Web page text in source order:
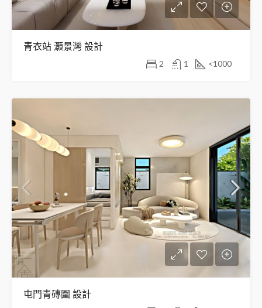
青衣站 灝景灣 設計
2 1 <1000
屯門青磚圍 設計